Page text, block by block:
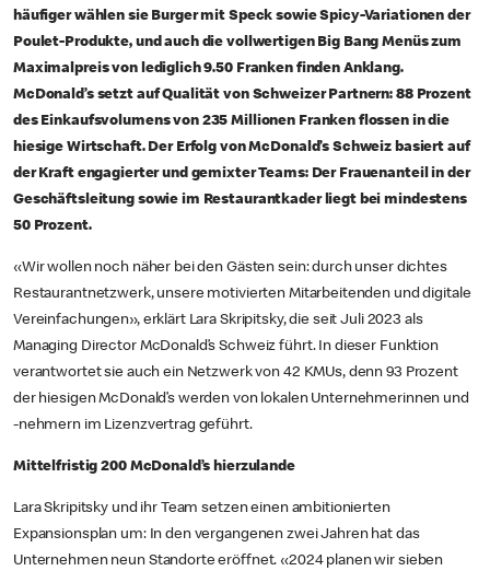
häufiger wählen sie Burger mit Speck sowie Spicy-Variationen der
Poulet-Produkte, und auch die vollwertigen Big Bang Menüs zum
Maximalpreis von lediglich 9.50 Franken finden Anklang.
McDonald’s setzt auf Qualität von Schweizer Partnern: 88 Prozent
des Einkaufsvolumens von 235 Millionen Franken flossen in die
hiesige Wirtschaft. Der Erfolg von McDonald’s Schweiz basiert auf
der Kraft engagierter und gemixter Teams: Der Frauenanteil in der
Geschäftsleitung sowie im Restaurantkader liegt bei mindestens
50 Prozent.
«Wir wollen noch näher bei den Gästen sein: durch unser dichtes
Restaurantnetzwerk, unsere motivierten Mitarbeitenden und digitale
Vereinfachungen», erklärt Lara Skripitsky, die seit Juli 2023 als
Managing Director McDonald’s Schweiz führt. In dieser Funktion
verantwortet sie auch ein Netzwerk von 42 KMUs, denn 93 Prozent
der hiesigen McDonald’s werden von lokalen Unternehmerinnen und
-nehmern im Lizenzvertrag geführt.
Mittelfristig 200 McDonald’s hierzulande
Lara Skripitsky und ihr Team setzen einen ambitionierten
Expansionsplan um: In den vergangenen zwei Jahren hat das
Unternehmen neun Standorte eröffnet. «2024 planen wir sieben